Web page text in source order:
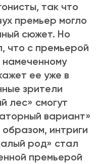
так что
премьер могло
сюжет. Но
что с премьерой
ее уже в
зрители
лес» смогут
вариант»
интриги
род» стал
премьерой